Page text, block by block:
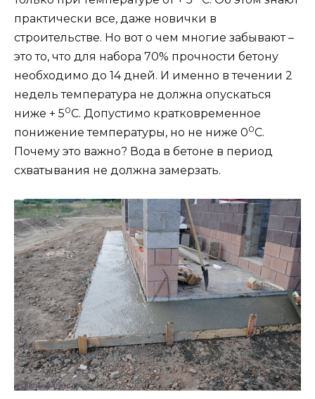
практически все, даже новички в
строительстве. Но вот о чем многие забывают –
это то, что для набора 70% прочности бетону
необходимо до 14 дней. И именно в течении 2
недель температура не должна опускаться
ниже + 50С. Допустимо кратковременное
понижение температуры, но не ниже 00С.
Почему это важно? Вода в бетоне в период
схватывания не должна замерзать.